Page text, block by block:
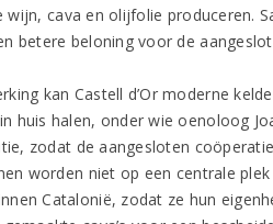
cava en olijfolie produceren.
betere beloning voor de
kan Castell d’Or moderne
huis halen, onder wie oenoloog
zodat de aangesloten
worden niet op een centrale
Catalonië, zodat ze hun